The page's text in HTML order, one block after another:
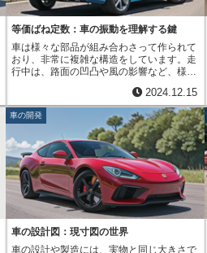
等価ばね定数：車の振動を理解する鍵
車は様々な部品が組み合わさって作られて
おり、非常に複雑な構造をしています。走
行中は、路面の凹凸や風の影響など、様々
体に振動を引き起こし、乗り心地や安全性
に大きな影響を与えます。この振動を理解
する上で、ばねの働きは非常に重要です。
ばねは、金属などを螺旋状や板状に加工し
た部品で、独特の性質を持っています。力
を加えると形が変わり、力を抜くと元の形
に戻ろうとします。この性質を弾性といい
ます。ばねの弾性は、車体の振動を和らげ
る上で重要な役割を果たします。路面の凹
凸を乗り越える際に、タイヤは衝撃を受け
ます。この衝撃は車体に伝わりますが、ば
ねがその衝撃を吸収し、振動を和らげま
す。ばねがなければ、全ての衝撃が直接車
2024.12.15
車の開発
車の設計図：現寸図の世界
車の設計や製造には、実物と同じ大きさで